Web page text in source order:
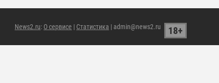
News2.ru: О сервисе | Статистика | admin@news2.ru 18+